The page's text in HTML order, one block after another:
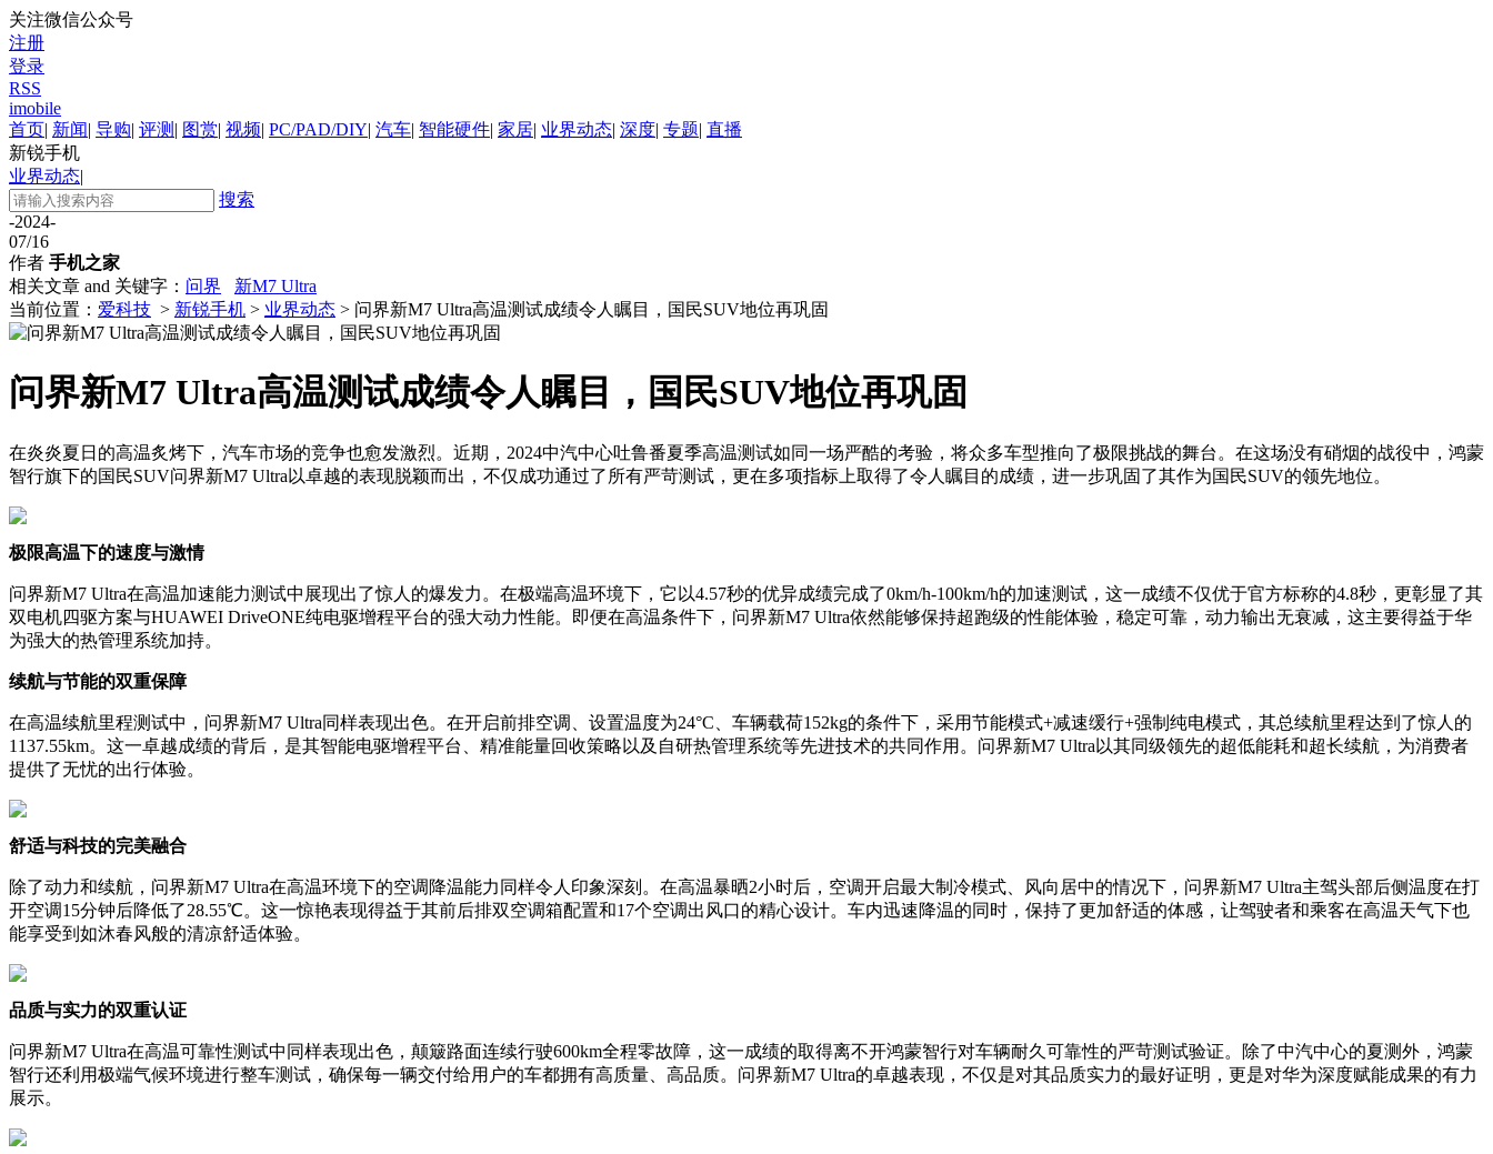
关注微信公众号
注册
登录
RSS
imobile
首页| 新闻| 导购| 评测 | 图赏| 视频| PC/PAD/DIY| 汽车| 智能硬件| 家居| 业界动态| 深度| 专题| 直播
新锐手机
业界动态|
搜索
-2024-
07/16
作者 手机之家
相关文章 and 关键字： 问界
新M7 Ultra
当前位置： 爱科技 > 新锐手机 > 业界动态 > 问界新M7 Ultra高温测试成绩令人瞩目，国民SUV地位再巩固
问界新M7 Ultra高温测试成绩令人瞩目，国民SUV地位再巩固
在炎炎夏日的高温炙烤下，汽车市场的竞争也愈发激烈。近期，2024中汽中心吐鲁番夏季高温测试如同一场严酷的考验，将众多车型推向了极限挑战的舞台。在这场没有硝烟的战役中，鸿蒙
智行旗下的国民SUV问界新M7 Ultra以卓越的表现脱颖而出，不仅成功通过了所有严苛测试，更在多项指标上取得了令人瞩目的成绩，进一步巩固了其作为国民SUV的领先地位。
极限高温下的速度与激情
问界新M7 Ultra在高温加速能力测试中展现出了惊人的爆发力。在极端高温环境下，它以4.57秒的优异成绩完成了0km/h-100km/h的加速测试，这一成绩不仅优于官方标称的4.8秒，更彰显了其
双电机四驱方案与HUAWEI DriveONE纯电驱增程平台的强大动力性能。即便在高温条件下，问界新M7 Ultra依然能够保持超跑级的性能体验，稳定可靠，动力输出无衰减，这主要得益于华
为强大的热管理系统加持。
续航与节能的双重保障
在高温续航里程测试中，问界新M7 Ultra同样表现出色。在开启前排空调、设置温度为24°C、车辆载荷152kg的条件下，采用节能模式+减速缓行+强制纯电模式，其总续航里程达到了惊人的
1137.55km。这一卓越成绩的背后，是其智能电驱增程平台、精准能量回收策略以及自研热管理系统等先进技术的共同作用。问界新M7 Ultra以其同级领先的超低能耗和超长续航，为消费者
提供了无忧的出行体验。
舒适与科技的完美融合
除了动力和续航，问界新M7 Ultra在高温环境下的空调降温能力同样令人印象深刻。在高温暴晒2小时后，空调开启最大制冷模式、风向居中的情况下，问界新M7 Ultra主驾头部后侧温度在打
开空调15分钟后降低了28.55℃。这一惊艳表现得益于其前后排双空调箱配置和17个空调出风口的精心设计。车内迅速降温的同时，保持了更加舒适的体感，让驾驶者和乘客在高温天气下也
能享受到如沐春风般的清凉舒适体验。
品质与实力的双重认证
问界新M7 Ultra在高温可靠性测试中同样表现出色，颠簸路面连续行驶600km全程零故障，这一成绩的取得离不开鸿蒙智行对车辆耐久可靠性的严苛测试验证。除了中汽中心的夏测外，鸿蒙
智行还利用极端气候环境进行整车测试，确保每一辆交付给用户的车都拥有高质量、高品质。问界新M7 Ultra的卓越表现，不仅是对其品质实力的最好证明，更是对华为深度赋能成果的有力
展示。